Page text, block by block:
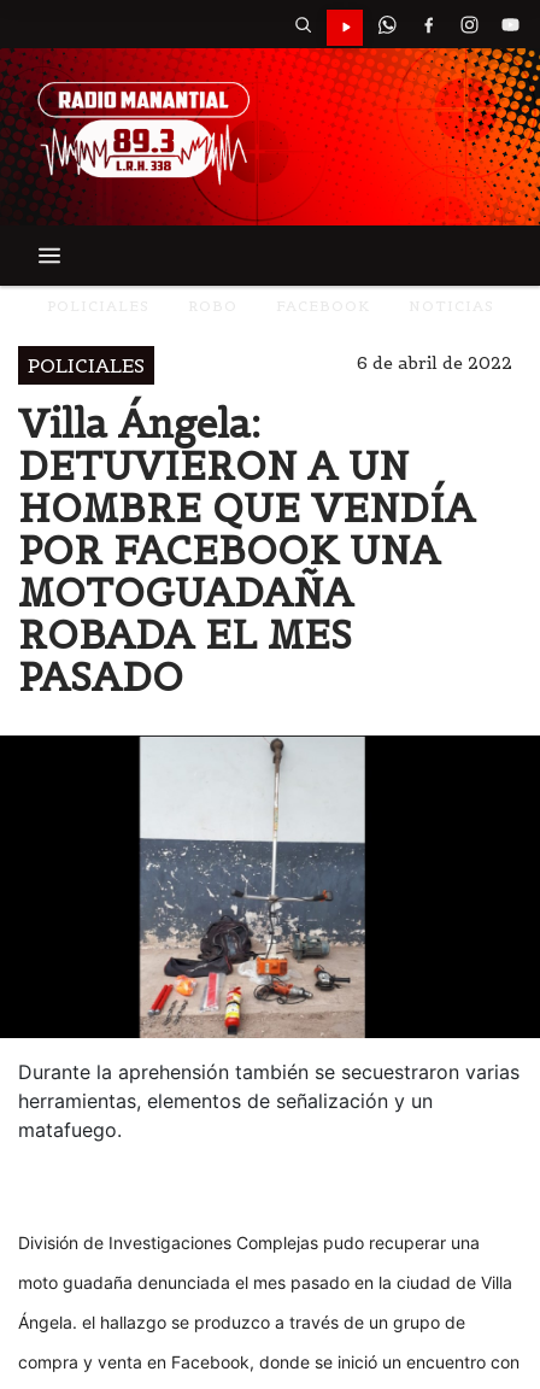
POLICIALES 6 de abril de 2022
Villa Ángela:
DETUVIERON A UN
HOMBRE QUE VENDÍA
POR FACEBOOK UNA
MOTOGUADAÑA
ROBADA EL MES
PASADO
Durante la aprehensión también se secuestraron varias
herramientas, elementos de señalización y un
matafuego.
División de Investigaciones Complejas pudo recuperar una
moto guadaña denunciada el mes pasado en la ciudad de Villa
Ángela. el hallazgo se produzco a través de un grupo de
compra y venta en Facebook, donde se inició un encuentro con